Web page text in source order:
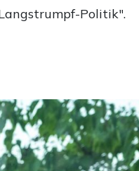
Politik".